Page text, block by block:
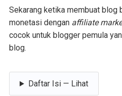
Sekarang ketika membuat blog
monetasi dengan affiliate
cocok untuk blogger pemula
blog.
Daftar Isi — Lihat